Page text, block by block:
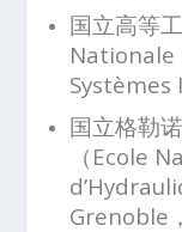
国立高等
Nationale
Systèmes
国立格勒
（Ecole
Grenoble